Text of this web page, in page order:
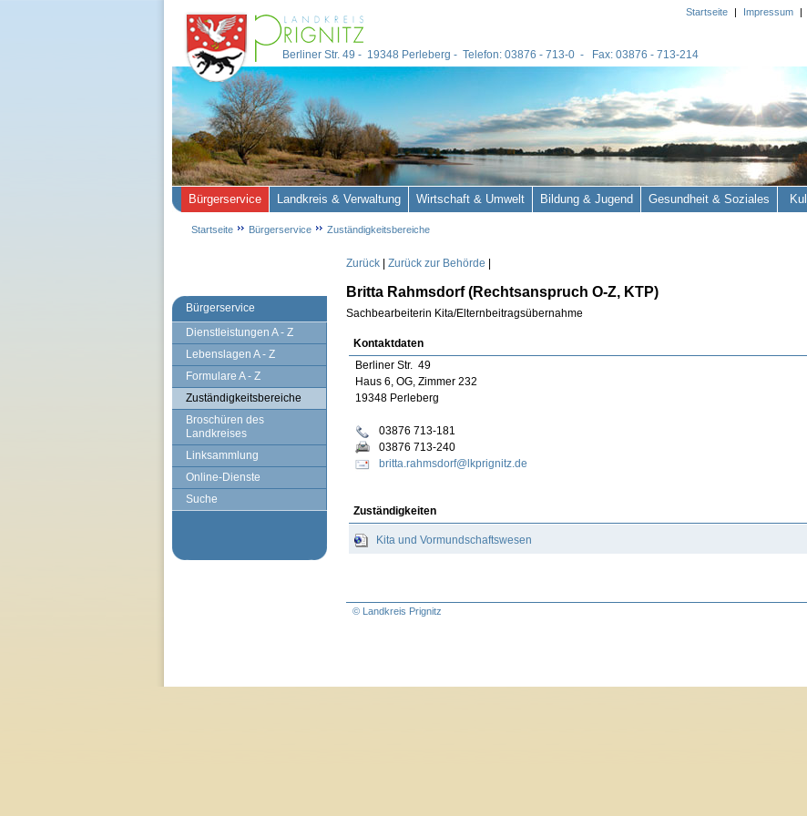
Bürgerservice
Dienstleistungen A - Z
Lebenslagen A - Z
Formulare A - Z
Zuständigkeitsbereiche
Broschüren des
Landkreises
Linksammlung
Online-Dienste
Suche
Zurück Zurück zur Behörde
Britta Rahmsdorf (Rechtsanspruch O-Z, KTP)
Sachbearbeiterin Kita/Elternbeitragsübernahme
Kontaktdaten
Berliner Str. 49
Haus 6, OG, Zimmer 232
19348 Perleberg
03876 713-181
03876 713-240
britta.rahmsdorf@lkprignitz.de
Zuständigkeiten
Kita und Vormundschaftswesen
© Landkreis Prignitz
Berliner Str. 49 - 19348 Perleberg - Telefon: 03876 - 713-0 - Fax: 03876 - 713-214
Startseite | Impressum |
Bürgerservice Landkreis & Verwaltung Wirtschaft & Umwelt Bildung & Jugend Gesundheit & Soziales
Startseite Bürgerservice Zuständigkeitsbereiche